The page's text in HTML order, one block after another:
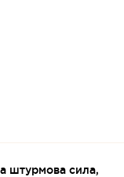
штурмова сила,